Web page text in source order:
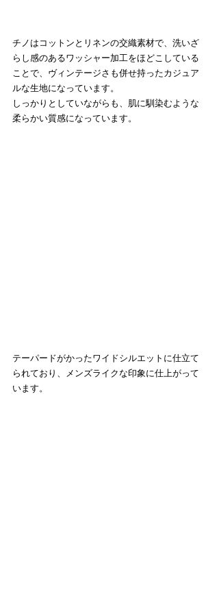
チノはコットンとリネンの交織素材で、洗いざ
らし感のあるワッシャー加工をほどこしている
ことで、ヴィンテージさも併せ持ったカジュア
ルな生地になっています。
しっかりとしていながらも、肌に馴染むような
柔らかい質感になっています。
テーパードがかったワイドシルエットに仕立て
られており、メンズライクな印象に仕上がって
います。